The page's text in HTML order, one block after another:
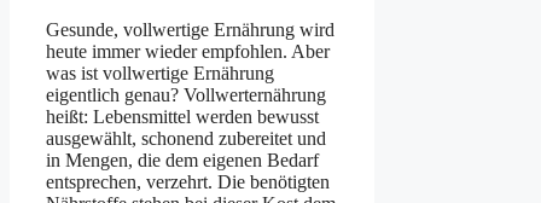
Gesunde, vollwertige Ernährung wird
heute immer wieder empfohlen. Aber
was ist vollwertige Ernährung
eigentlich genau? Vollwerternährung
heißt: Lebensmittel werden bewusst
ausgewählt, schonend zubereitet und
in Mengen, die dem eigenen Bedarf
entsprechen, verzehrt. Die benötigten